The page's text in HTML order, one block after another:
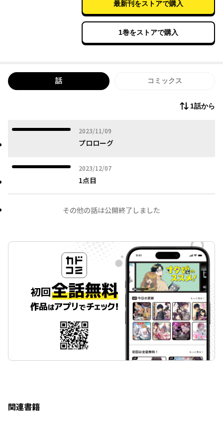
最新刊をストアで購入
1巻をストアで購入
話 コミックス
1話から
2023/11/09
2023年11月09日
プロローグ
2023/12/07
2023年12月07日
1点目
その他の話は公開終了しました
関連書籍